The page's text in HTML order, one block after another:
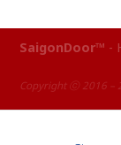
SaigonDoor™ -
Copyright ⓒ 2016 –